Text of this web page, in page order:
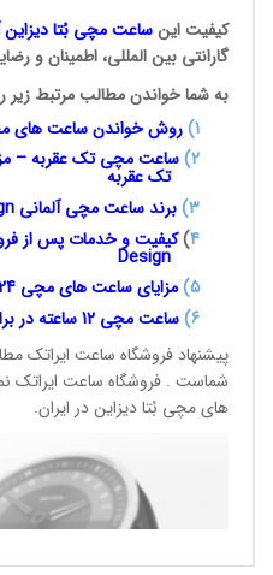
کیفیت اینساعت مچی بُتادیزاین
گارانتی بین المللی، اطمینان و
به شما خواندن مطالب مرتبط زیر
1
)روش خواندن ساعت های
2) ساعت مچی تک عقربه –
تک عقربه
3
)برند ساعت مچی آلمانی
4
)کیفیت و خدمات پس از
Design
5) مزایای ساعت های مچی 24
6) ساعت مچی 12 ساعته در برابر ساعت
پیشنهاد فروشگاه ساعت ایراتک
شماست . فروشگاه ساعت ایراتک
های مچی بُتا دیزاین در ایران.